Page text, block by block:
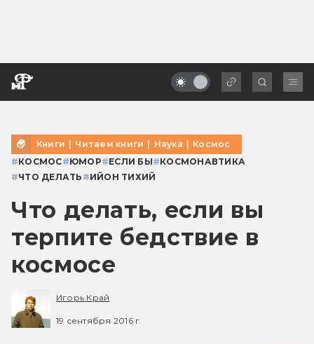
Книги | Читаем книги | Наука | Космос
#КОСМОС#ЮМОР#ЕСЛИ БЫ#КОСМОНАВТИКА
#ЧТО ДЕЛАТЬ #ИЙОН ТИХИЙ
Что делать, если вы
терпите бедствие в
космосе
Игорь Край
19 сентября 2016 г.